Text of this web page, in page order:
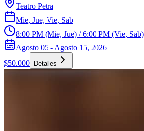
Teatro Petra
Mie, Jue, Vie, Sab
8:00 PM (Mie, Jue) / 6:00 PM (Vie, Sab)
Agosto 05 - Agosto 15, 2026
$50.000
Detalles